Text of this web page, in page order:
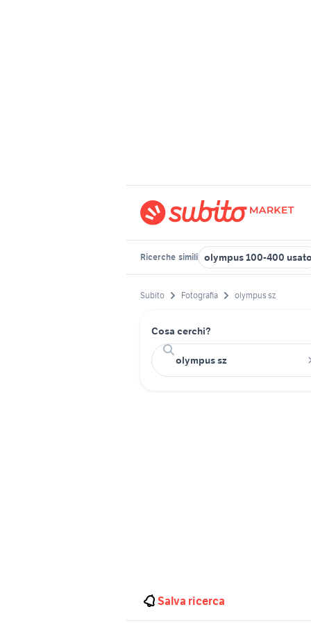
Ricerche simili olympus 100-400
Subito Fotografia olympus sz
Cosa cerchi?
Salva ricerca